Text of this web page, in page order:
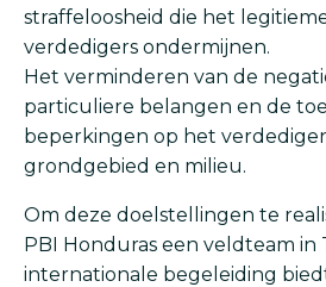
straffeloosheid die het
verdedigers ondermijnen.
Het verminderen van de
particuliere belangen en de
beperkingen op het
grondgebied en milieu.
Om deze doelstellingen te
PBI Honduras een veldteam in
internationale begeleiding